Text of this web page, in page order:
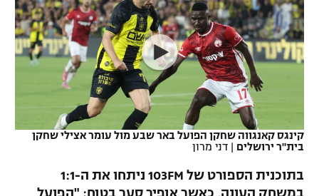
VOD
רץ ברשת
תוצאות
לוח שידורים
נבחרת ישראל
מכבי חיפה
בית"ר ירושלים
מכבי תל אביב
הפועל תל אביב
הפועל חיפה
ליגה ספרדית
ליגה איטלקית
ליגה צרפתית
ליגה הולנדית
ליגה טורקית
כדורסל נשים
מכבי תל אביב
הפועל חולון
הפועל ירושלים
דני אבדיה
יורוליג
יורוקאפ
טניס
שחייה
ג'ודו
קינגס קאנגווה שחקן הפועל באר שבע מול עומר אצילי שחקן
בית"ר ירושלים | דני מרון
בתוכנית הספורט של 103FM ניתחו את ה-1:1
במשחק העונה, כאשר אופיר סער בטוח: "הפועל